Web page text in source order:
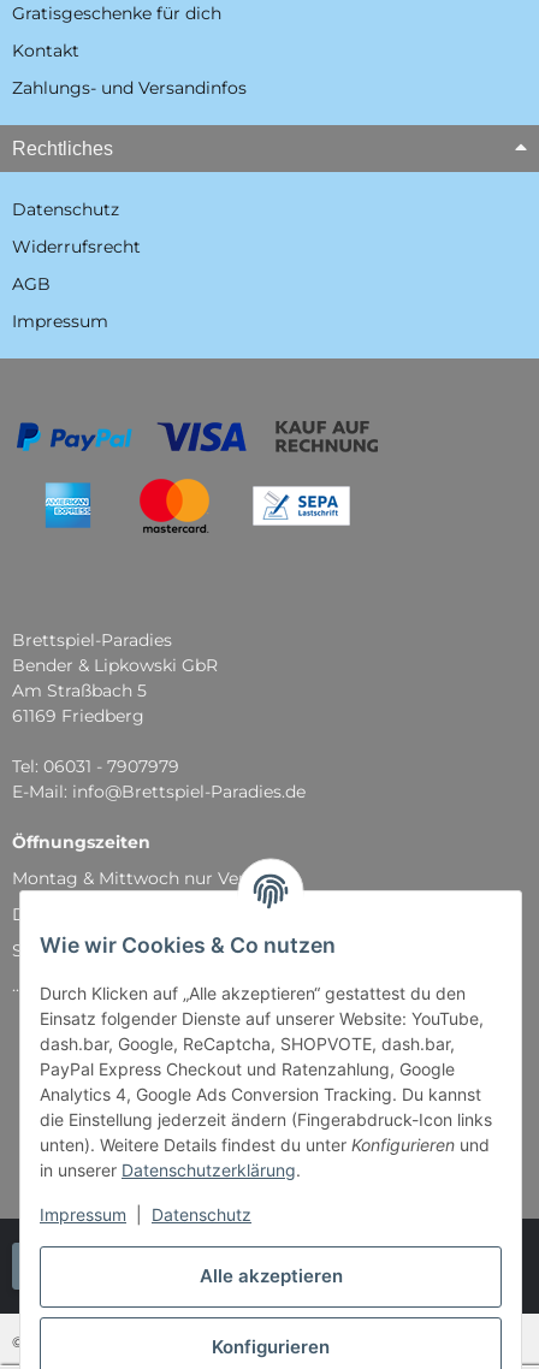
Alle akzeptieren
Konfigurieren
Wie wir Cookies & Co nutzen
Durch Klicken auf „Alle akzeptieren“ gestattest du den
Einsatz folgender Dienste auf unserer Website: YouTube,
dash.bar, Google, ReCaptcha, SHOPVOTE, dash.bar,
PayPal Express Checkout und Ratenzahlung, Google
Analytics 4, Google Ads Conversion Tracking. Du kannst
die Einstellung jederzeit ändern (Fingerabdruck-Icon links
unten). Weitere Details findest du unter Konfigurieren und
in unserer Datenschutzerklärung.
Impressum Datenschutz
Gratisgeschenke für dich
Kontakt
Zahlungs- und Versandinfos
Rechtliches
Datenschutz
Widerrufsrecht
AGB
Impressum
Brettspiel-Paradies
Bender & Lipkowski GbR
Am Straßbach 5
61169 Friedberg
Tel: 06031 - 7907979
E-Mail: info@Brettspiel-Paradies.de
Öffnungszeiten
Montag & Mittwoch nur Versand
Dienstag, Donnerstag und Freitag: 11:00 - 18:30 Uhr
Samstag: 11:00 - 14:00 Uhr
...und natürlich während unserer Events
© Bender & Lipkowski GbR - Brettspiel-Paradies